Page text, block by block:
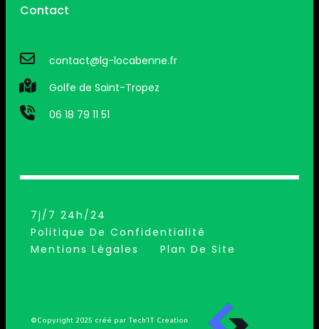
Contact
contact@lg-locabenne.fr
Golfe de Saint-Tropez
06 18 79 11 51
7j/7 24h/24
Politique De Confidentialité
Mentions Légales
Plan De Site
©Copyright 2025 créé par Tech’IT Creation